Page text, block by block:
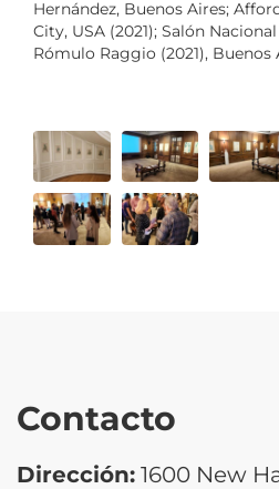
Hernández, Buenos Aires;
City, USA (2021); Salón
Rómulo Raggio (2021), Buenos
Contacto
Dirección: 1600 New